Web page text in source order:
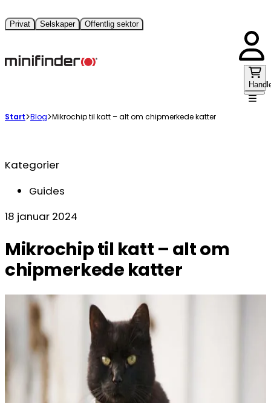
Privat Selskaper Offentlig sektor
Start Blog Mikrochip til katt – alt om chipmerkede katter
Kategorier
Guides
18 januar 2024
Mikrochip til katt – alt om
chipmerkede katter